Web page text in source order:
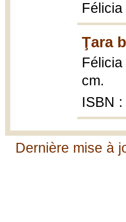
Félicia
Ţara
Félicia
cm.
ISBN
Dernière mise à